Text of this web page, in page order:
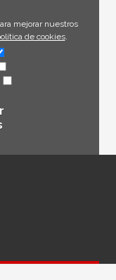
mejorar nuestros
de cookies.